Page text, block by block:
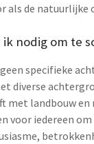
als de natuurlijke
nodig om te
specifieke
diverse
landbouw en
voor iedereen